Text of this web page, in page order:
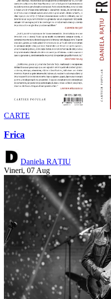
CARTE
Frica
Daniela RAȚIU
Vineri, 07 Aug